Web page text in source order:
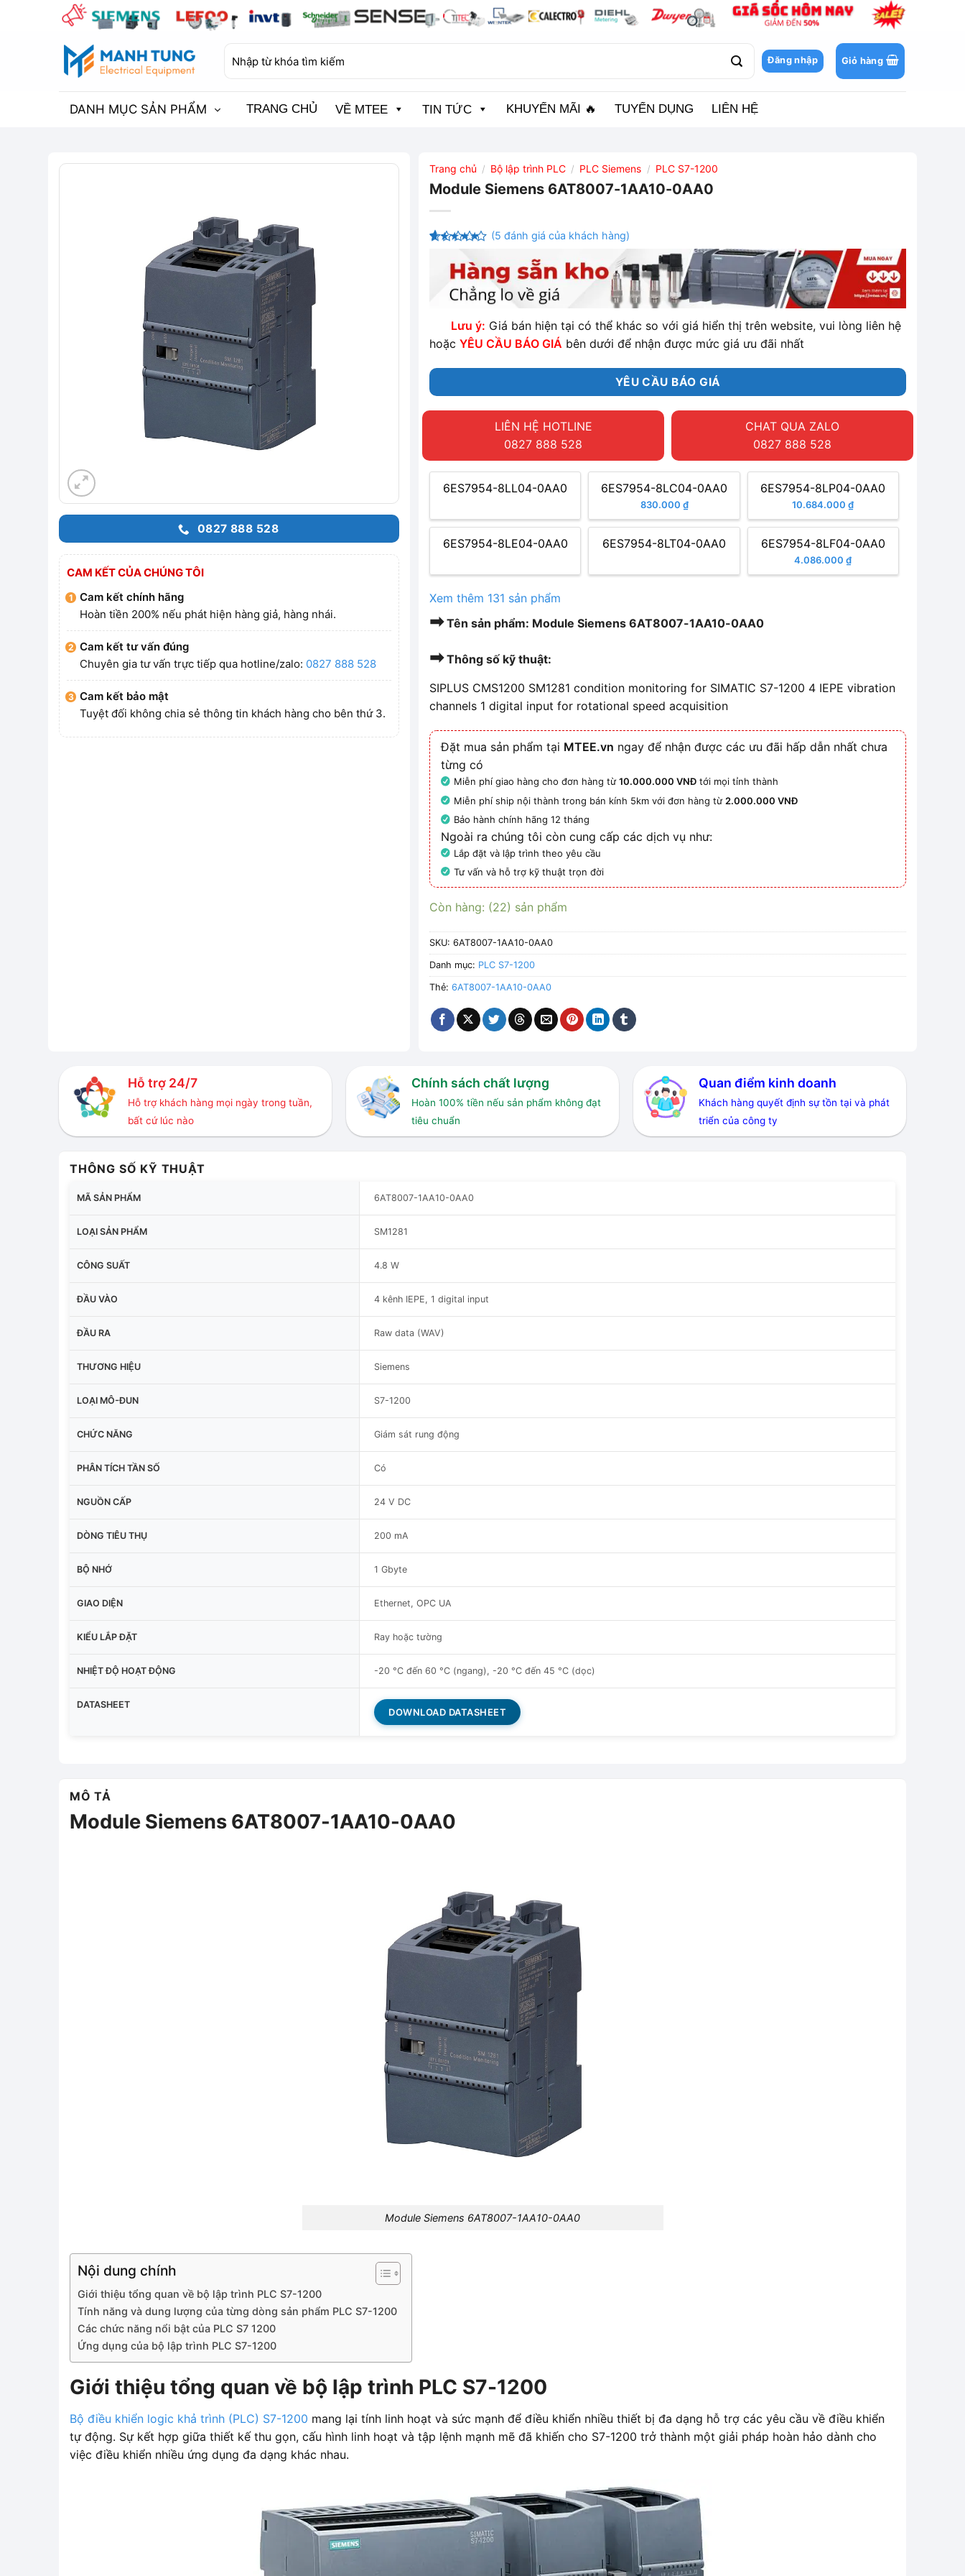
kiếm:
Đăng nhập Giỏ hàng
DANH MỤC SẢN PHẨM TRANG CHỦ VỀ MTEE TIN TỨC KHUYẾN MÃI 🔥 TUYỂN DỤNG LIÊN HỆ
0827 888 528
CAM KẾT CỦA CHÚNG TÔI
Cam kết chính hãng
Hoàn tiền 200% nếu phát hiện hàng giả, hàng nhái.
Cam kết tư vấn đúng
Chuyên gia tư vấn trực tiếp qua hotline/zalo: 0827 888 528
Cam kết bảo mật
Tuyệt đối không chia sẻ thông tin khách hàng cho bên thứ 3.
Trang chủ / Bộ lập trình PLC / PLC Siemens / PLC S7-1200
Module Siemens 6AT8007-1AA10-0AA0
trên
5 dựa
trênđánh
(5 đánh giá của khách hàng)
Lưu ý: Giá bán hiện tại có thể khác so với giá hiển thị trên website, vui lòng liên hệ
hoặcYÊU CẦU BÁO GIÁ bên dưới để nhận được mức giá ưu đãi nhất
YÊU CẦU BÁO GIÁ
LIÊN HỆ HOTLINE
0827 888 528
CHAT QUA ZALO
0827 888 528
6ES7954-8LL04-0AA0 6ES7954-8LC04-0AA0
830.000 ₫
6ES7954-8LP04-0AA0
10.684.000 ₫
6ES7954-8LE04-0AA0 6ES7954-8LT04-0AA0 6ES7954-8LF04-0AA0
4.086.000 ₫
Xem thêm 131 sản phẩm
➡Tên sản phẩm: Module Siemens 6AT8007-1AA10-0AA0
➡Thông số kỹ thuật:
SIPLUS CMS1200 SM1281 condition monitoring for SIMATIC S7-1200 4 IEPE vibration
channels 1 digital input for rotational speed acquisition
Đặt mua sản phẩm tại MTEE.vn ngay để nhận được các ưu đãi hấp dẫn nhất chưa
từng có
Miễn phí giao hàng cho đơn hàng từ10.000.000 VNĐ tới mọi tỉnh thành
Miễn phí ship nội thành trong bán kính 5km với đơn hàng từ 2.000.000 VNĐ
Bảo hành chính hãng 12 tháng
Ngoài ra chúng tôi còn cung cấp các dịch vụ như:
Lắp đặt và lập trình theo yêu cầu
Tư vấn và hỗ trợ kỹ thuật trọn đời
Còn hàng: (22) sản phẩm
SKU:6AT8007-1AA10-0AA0
Danh mục: PLC S7-1200
Thẻ:6AT8007-1AA10-0AA0
Hỗ trợ 24/7
Hỗ trợ khách hàng mọi ngày trong tuần,
bất cứ lúc nào
Chính sách chất lượng
Hoàn 100% tiền nếu sản phẩm không đạt
tiêu chuẩn
Quan điểm kinh doanh
Khách hàng quyết định sự tồn tại và phát
triển của công ty
THÔNG SỐ KỸ THUẬT
MÃ SẢN PHẨM 6AT8007-1AA10-0AA0
LOẠI SẢN PHẨM SM1281
CÔNG SUẤT 4.8 W
ĐẦU VÀO 4 kênh IEPE, 1 digital input
ĐẦU RA Raw data (WAV)
THƯƠNG HIỆU Siemens
LOẠI MÔ-ĐUN S7-1200
CHỨC NĂNG Giám sát rung động
PHÂN TÍCH TẦN SỐ Có
NGUỒN CẤP 24 V DC
DÒNG TIÊU THỤ 200 mA
BỘ NHỚ 1 Gbyte
GIAO DIỆN Ethernet, OPC UA
KIỂU LẮP ĐẶT Ray hoặc tường
NHIỆT ĐỘ HOẠT ĐỘNG -20 °C đến 60 °C (ngang), -20 °C đến 45 °C (dọc)
DATASHEET
DOWNLOAD DATASHEET
MÔ TẢ
Module Siemens 6AT8007-1AA10-0AA0
Module Siemens 6AT8007-1AA10-0AA0
Nội dung chính
Giới thiệu tổng quan về bộ lập trình PLC S7-1200
Tính năng và dung lượng của từng dòng sản phẩm PLC S7-1200
Các chức năng nổi bật của PLC S7 1200
Ứng dụng của bộ lập trình PLC S7-1200
Giới thiệu tổng quan về bộ lập trình PLC S7-1200
Bộ điều khiển logic khả trình (PLC) S7-1200 mang lại tính linh hoạt và sức mạnh để điều khiển nhiều thiết bị đa dạng hỗ trợ các yêu cầu về điều khiển
tự động. Sự kết hợp giữa thiết kế thu gọn, cấu hình linh hoạt và tập lệnh mạnh mẽ đã khiến cho S7-1200 trở thành một giải pháp hoàn hảo dành cho
việc điều khiển nhiều ứng dụng đa dạng khác nhau.